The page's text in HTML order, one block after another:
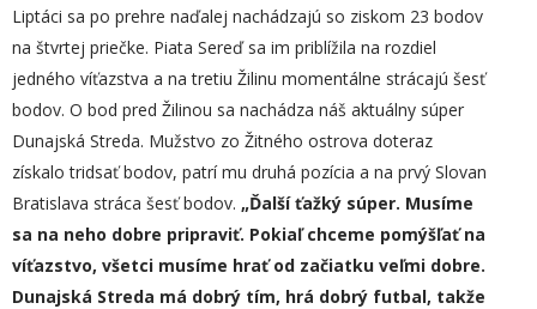
Liptáci sa po prehre naďalej nachádzajú so ziskom 23 bodov
na štvrtej priečke. Piata Sereď sa im priblížila na rozdiel
jedného víťazstva a na tretiu Žilinu momentálne strácajú šesť
bodov. O bod pred Žilinou sa nachádza náš aktuálny súper
Dunajská Streda. Mužstvo zo Žitného ostrova doteraz
získalo tridsať bodov, patrí mu druhá pozícia a na prvý Slovan
Bratislava stráca šesť bodov. „Ďalší ťažký súper. Musíme
sa na neho dobre pripraviť. Pokiaľ chceme pomýšľať na
víťazstvo, všetci musíme hrať od začiatku veľmi dobre.
Dunajská Streda má dobrý tím, hrá dobrý futbal, takže